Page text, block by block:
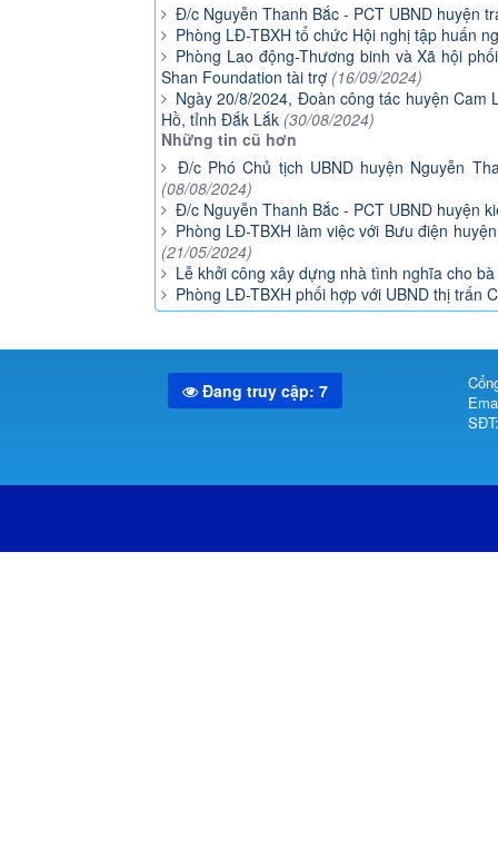
Đ/c Nguyễn Thanh Bắc - PCT UBND huyện
Phòng LĐ-TBXH tổ chức Hội nghị tập huấn
Phòng Lao động-Thương binh và Xã hội
Shan Foundation tài trợ (16/09/2024)
Ngày 20/8/2024, Đoàn công tác huyện
Hồ, tỉnh Đắk Lắk (30/08/2024)
Những tin cũ hơn
Đ/c Phó Chủ tịch UBND huyện Nguyễn
(08/08/2024)
Đ/c Nguyễn Thanh Bắc - PCT UBND huyện
Phòng LĐ-TBXH làm việc với Bưu điện
(21/05/2024)
Lễ khởi công xây dựng nhà tình nghĩa cho
Phòng LĐ-TBXH phối hợp với UBND thị trấn
Đang truy cập: 7